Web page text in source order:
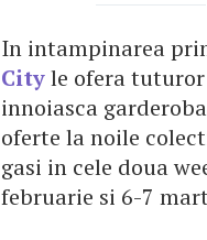
In intampinarea
Cityle ofera
innoiasca
oferte la noile
gasi in cele doua
februarie si 6-7